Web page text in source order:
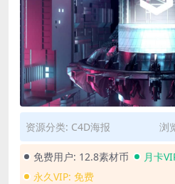
资源分类: C4D海报 浏
免费用户: 12.8素材币 月卡
永久VIP: 免费